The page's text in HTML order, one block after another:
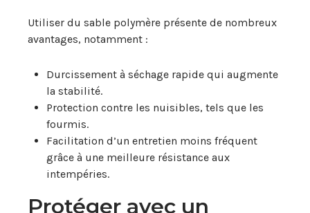
Utiliser du sable polymère présente de nombreux
avantages, notamment :
Durcissement à séchage rapide qui augmente
la stabilité.
Protection contre les nuisibles, tels que les
fourmis.
Facilitation d’un entretien moins fréquent
grâce à une meilleure résistance aux
intempéries.
Protéger avec un